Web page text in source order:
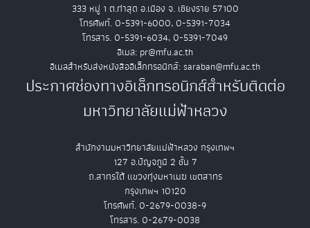
333 หมู่ 1 ต.ท่าสุด อ.เมือง จ. เชียงราย 57100
โทรศัพท์. 0-5391-6000, 0-5391-7034
โทรสาร. 0-5391-6034, 0-5391-7049
อีเมล: pr@mfu.ac.th
อีเมลสำหรับส่งหนังสืออิเล็กทรอนิกส์: saraban@mfu.ac.th
ประกาศช่องทางอิเล็กทรอนิกส์สำหรับติดต่อ
มหาวิทยาลัยแม่ฟ้าหลวง
สำนักงานมหาวิทยาลัยแม่ฟ้าหลวง กรุงเทพฯ
127 อ.ปัญจภูมิ 2 ชั้น 7
ถ.สาทรใต้ แขวงทุ่งมหาเมฆ เขตสาทร
กรุงเทพฯ 10120
โทรศัพท์. 0-2679-0038-9
โทรสาร. 0-2679-0038